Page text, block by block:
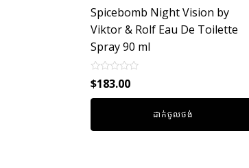
Spicebomb Night Vision by
Viktor & Rolf Eau De Toilette
Spray 90 ml
Rated
0
out
$183.00
ដាក់ចូលថង់